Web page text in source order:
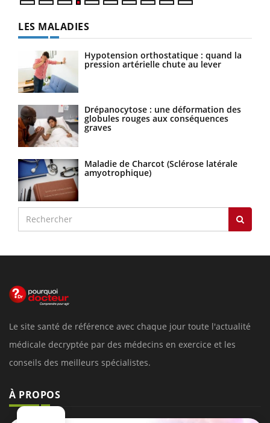
LES MALADIES
Hypotension orthostatique : quand la
pression artérielle chute au lever
Drépanocytose : une déformation des
globules rouges aux conséquences
graves
Maladie de Charcot (Sclérose latérale
amyotrophique)
Le site santé de référence avec chaque jour toute l'actualité
médicale decryptée par des médecins en exercice et les
conseils des meilleurs spécialistes.
À PROPOS